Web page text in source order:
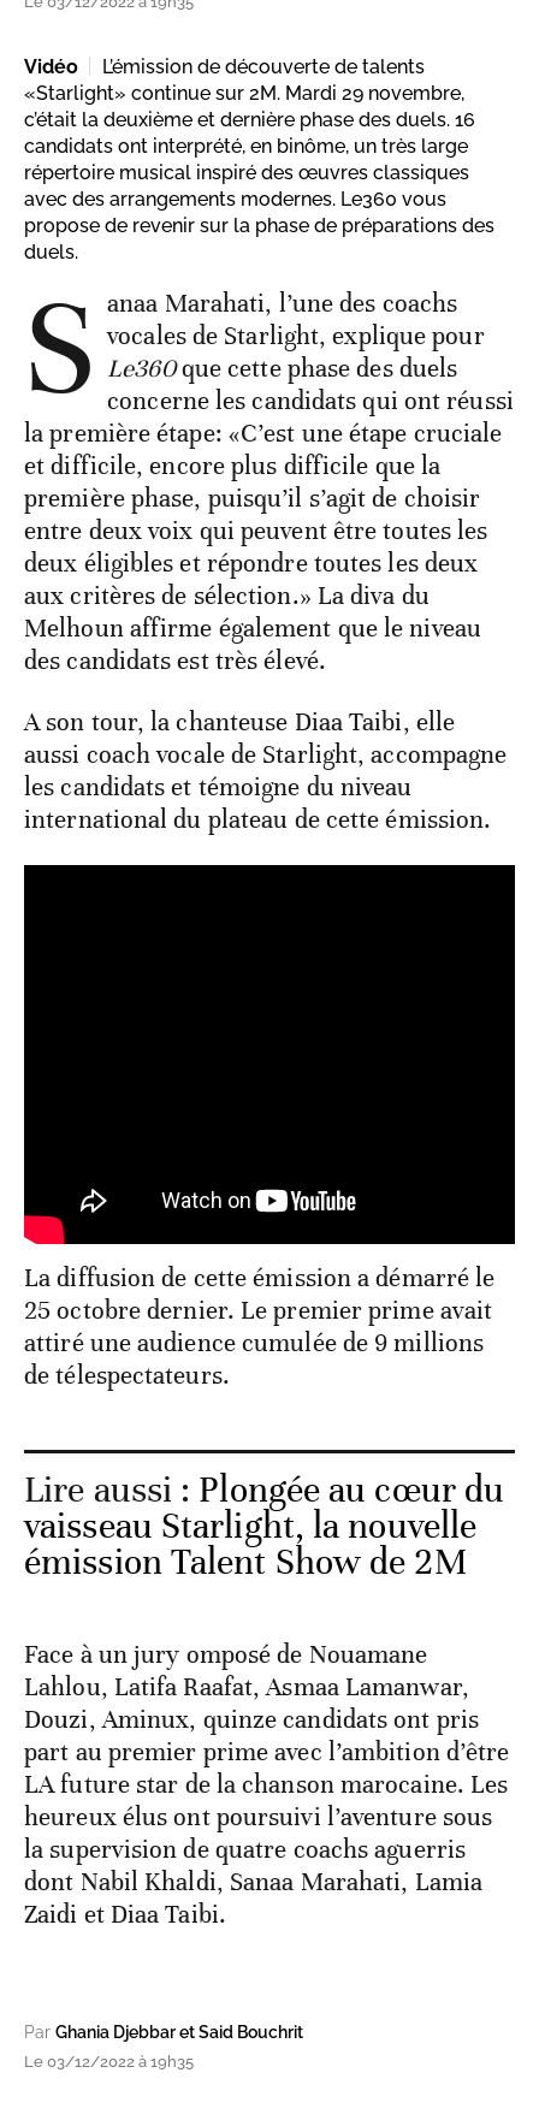
Vidéo
L’émission de découverte de talents
«Starlight» continue sur 2M. Mardi 29 novembre,
c’était la deuxième et dernière phase des duels. 16
candidats ont interprété, en binôme, un très large
répertoire musical inspiré des œuvres classiques
avec des arrangements modernes. Le360 vous
propose de revenir sur la phase de préparations des
duels.
S anaa Marahati, l’une des coachs
vocales de Starlight, explique pour
Le360que cette phase des duels
concerne les candidats qui ont réussi
la première étape: «C’est une étape cruciale
et difficile, encore plus difficile que la
première phase, puisqu’il s’agit de choisir
entre deux voix qui peuvent être toutes les
deux éligibles et répondre toutes les deux
aux critères de sélection.» La diva du
Melhoun affirme également que le niveau
des candidats est très élevé.
A son tour, la chanteuse Diaa Taibi, elle
aussi coach vocale de Starlight, accompagne
les candidats et témoigne du niveau
international du plateau de cette émission.
La diffusion de cette émission a démarré le
25 octobre dernier. Le premier prime avait
attiré une audience cumulée de 9 millions
de télespectateurs.
Lire aussi : Plongée au cœur du
vaisseau Starlight, la nouvelle
émission Talent Show de 2M
Face à un jury omposé de Nouamane
Lahlou, Latifa Raafat, Asmaa Lamanwar,
Douzi, Aminux, quinze candidats ont pris
part au premier prime avec l’ambition d’être
LA future star de la chanson marocaine. Les
heureux élus ont poursuivi l’aventure sous
la supervision de quatre coachs aguerris
dont Nabil Khaldi, Sanaa Marahati, Lamia
Zaidi et Diaa Taibi.
Par Ghania Djebbar et Said Bouchrit
Le 03/12/2022 à 19h35